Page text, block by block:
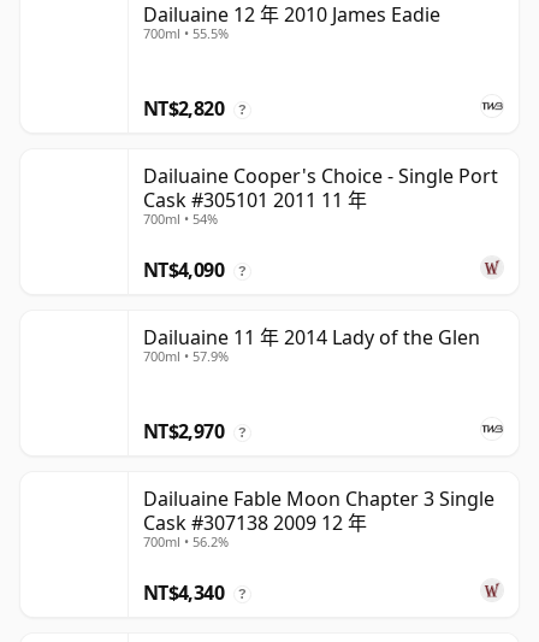
Dailuaine 12 年 2010 James Eadie
700ml • 55.5%
NT$2,820 ?
Dailuaine Cooper's Choice - Single Port
Cask #305101 2011 11 年
700ml • 54%
NT$4,090 ?
Dailuaine 11 年 2014 Lady of the Glen
700ml • 57.9%
NT$2,970 ?
Dailuaine Fable Moon Chapter 3 Single
Cask #307138 2009 12 年
700ml • 56.2%
NT$4,340 ?